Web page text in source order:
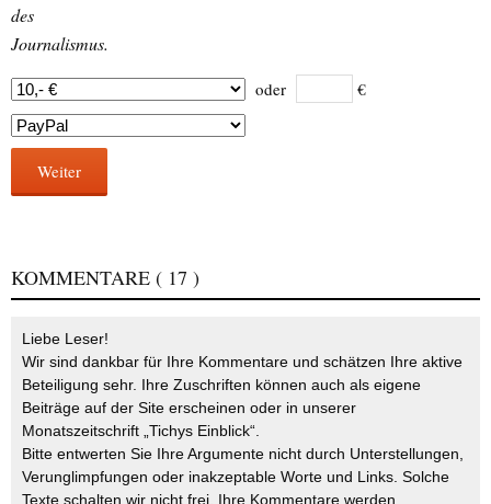
des
Journalismus.
oder €
Weiter
KOMMENTARE ( 17 )
Liebe Leser!
Wir sind dankbar für Ihre Kommentare und schätzen Ihre aktive
Beteiligung sehr. Ihre Zuschriften können auch als eigene
Beiträge auf der Site erscheinen oder in unserer
Monatszeitschrift „Tichys Einblick“.
Bitte entwerten Sie Ihre Argumente nicht durch Unterstellungen,
Verunglimpfungen oder inakzeptable Worte und Links. Solche
Texte schalten wir nicht frei. Ihre Kommentare werden